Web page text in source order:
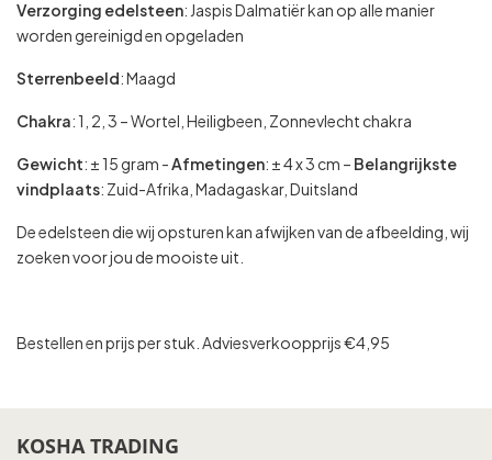
Verzorging edelsteen: Jaspis Dalmatiër kan op alle manier
worden gereinigd en opgeladen
Sterrenbeeld: Maagd
Chakra: 1, 2, 3 – Wortel, Heiligbeen, Zonnevlecht chakra
Gewicht: ± 15 gram -Afmetingen: ± 4 x 3 cm – Belangrijkste
vindplaats: Zuid-Afrika, Madagaskar, Duitsland
De edelsteen die wij opsturen kan afwijken van de afbeelding, wij
zoeken voor jou de mooiste uit.
Bestellen en prijs per stuk. Adviesverkoopprijs €4,95
KOSHA TRADING